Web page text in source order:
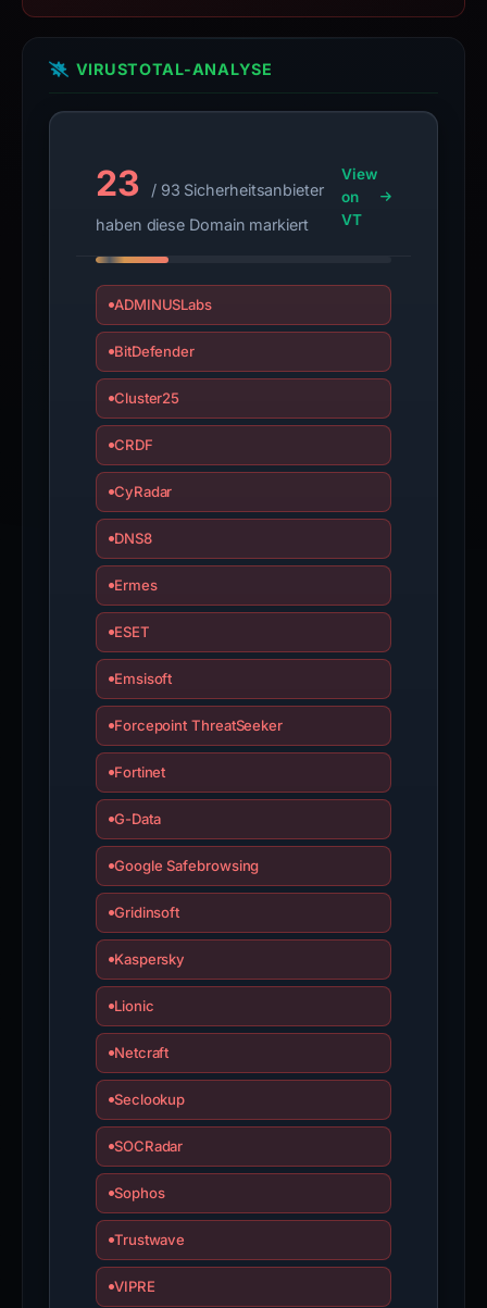
VIRUSTOTAL-ANALYSE
23
/ 93 Sicherheitsanbieter
haben diese Domain markiert
View
on
VT
ADMINUSLabs
BitDefender
Cluster25
CRDF
CyRadar
DNS8
Ermes
ESET
Emsisoft
Forcepoint ThreatSeeker
Fortinet
G-Data
Google Safebrowsing
Gridinsoft
Kaspersky
Lionic
Netcraft
Seclookup
SOCRadar
Sophos
Trustwave
VIPRE